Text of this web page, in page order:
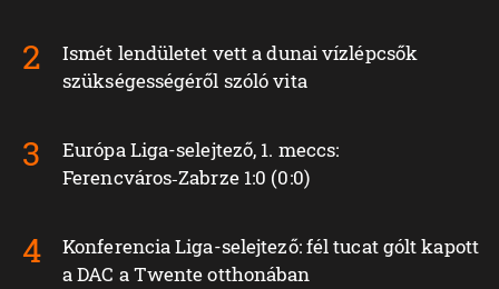
Ismét lendületet vett a dunai vízlépcsők
szükségességéről szóló vita
Európa Liga-selejtező, 1. meccs:
Ferencváros‑Zabrze 1:0 (0:0)
Konferencia Liga-selejtező: fél tucat gólt kapott
a DAC a Twente otthonában